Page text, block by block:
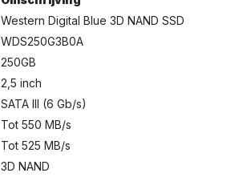
Western Digital Blue 3D NAND SSD
WDS250G3B0A
250GB
2,5 inch
SATA III (6 Gb/s)
Tot 550 MB/s
Tot 525 MB/s
3D NAND